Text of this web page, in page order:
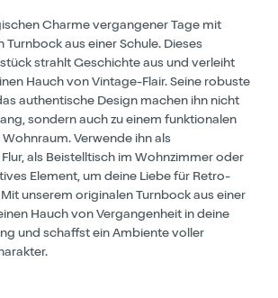
Charme vergangener Tage mit
Turnbock aus einer Schule. Dieses
strahlt Geschichte aus und verleiht
Hauch von Vintage-Flair. Seine robuste
authentische Design machen ihn nicht
sondern auch zu einem funktionalen
Verwende ihn als
als Beistelltisch im Wohnzimmer oder
Element, um deine Liebe für Retro-
unserem originalen Turnbock aus einer
Hauch von Vergangenheit in deine
und schaffst ein Ambiente voller